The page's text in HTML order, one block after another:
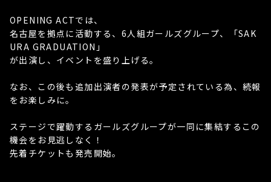
OPENING ACTでは、
名古屋を拠点に活動する、6人組ガールズグループ、「SAK
URA GRADUATION」
が出演し、イベントを盛り上げる。
なお、この後も追加出演者の発表が予定されている為、続報
をお楽しみに。
ステージで躍動するガールズグループが一同に集結するこの
機会をお見逃しなく！
先着チケットも発売開始。